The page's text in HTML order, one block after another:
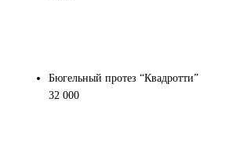
Бюгельный протез “Квадротти”
32 000